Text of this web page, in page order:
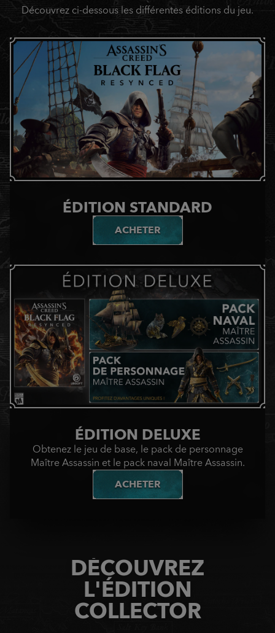
Découvrez ci-dessous les différentes éditions du jeu.
ÉDITION STANDARD
ACHETER
ÉDITION DELUXE
Obtenez le jeu de base, le pack de personnage
Maître Assassin et le pack naval Maître Assassin.
ACHETER
DÉCOUVREZ
L'ÉDITION
COLLECTOR